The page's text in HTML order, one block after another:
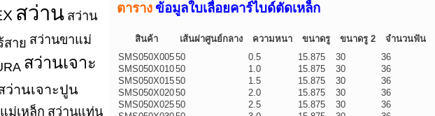
สว่าน สว่าน
สาย สว่านขาแม่
สว่านเจาะ
ว่านเจาะปูน
ม่เหล็ก สว่านแท่น
ตาราง ข้อมูลใบเลื่อยคาร์ไบด์ตัดเหล็ก
สินค้า เส้นผ่าศูนย์กลาง ความหนา ขนาดรู ขนาดรู 2
จำนวนฟัน
SMS050X00550 0.5 15.875 30
36
SMS050X01050 1.0 15.875 30
36
SMS050X01550 1.5 15.875 30
36
SMS050X02050 2.0 15.875 30
36
SMS050X02550 2.5 15.875 30
36